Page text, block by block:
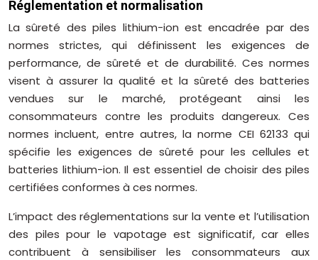
Réglementation et normalisation
La sûreté des piles lithium-ion est encadrée par des
normes strictes, qui définissent les exigences de
performance, de sûreté et de durabilité. Ces normes
visent à assurer la qualité et la sûreté des batteries
vendues sur le marché, protégeant ainsi les
consommateurs contre les produits dangereux. Ces
normes incluent, entre autres, la norme CEI 62133 qui
spécifie les exigences de sûreté pour les cellules et
batteries lithium-ion. Il est essentiel de choisir des piles
certifiées conformes à ces normes.
L’impact des réglementations sur la vente et l’utilisation
des piles pour le vapotage est significatif, car elles
contribuent à sensibiliser les consommateurs aux